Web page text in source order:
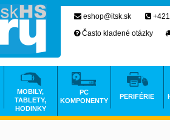
eshop@itsk.sk
Často kladené otázky
MOBILY,
TABLETY,
HODINKY
PC
KOMPONENTY
PERIFÉRIE